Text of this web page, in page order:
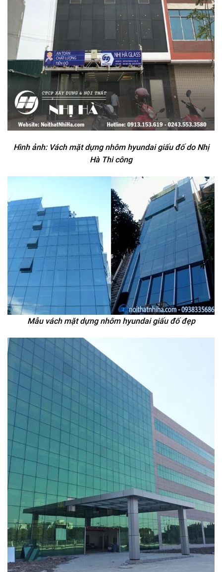
Hình ảnh: Vách mặt dựng nhôm hyundai giấu đố do Nhị
Hà Thi công
Mẫu vách mặt dựng nhôm hyundai giấu đố đẹp